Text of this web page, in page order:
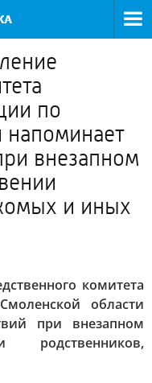
по
напоминает
внезапном
и иных
комитета
области
при внезапном
родственников,